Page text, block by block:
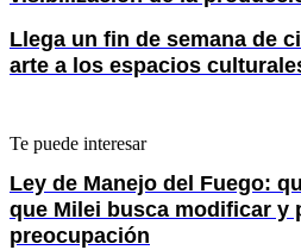
Llega un fin de semana de
arte a los espacios
Te puede interesar
Ley de Manejo del Fuego:
que Milei busca modificar y
preocupación